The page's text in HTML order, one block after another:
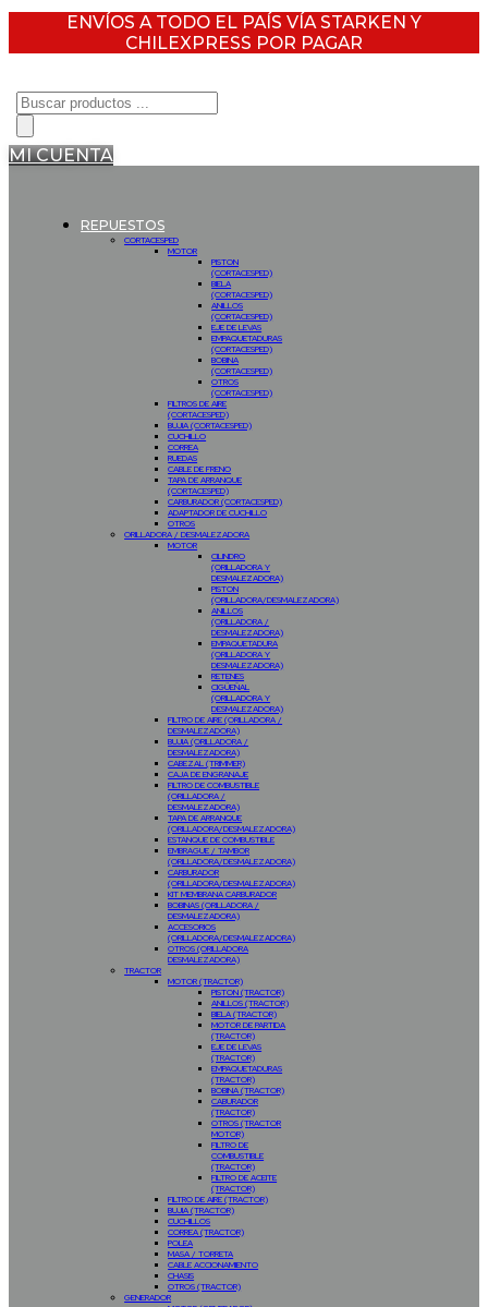
ENVÍOS A TODO EL PAÍS VÍA STARKEN Y
CHILEXPRESS POR PAGAR
Búsqueda
de
productos
MI CUENTA
REPUESTOS
CORTACESPED
MOTOR
PISTON
(CORTACESPED)
BIELA
(CORTACESPED)
ANILLOS
(CORTACESPED)
EJE DE LEVAS
EMPAQUETADURAS
(CORTACESPED)
BOBINA
(CORTACESPED)
OTROS
(CORTACESPED)
FILTROS DE AIRE
(CORTACESPED)
BUJIA (CORTACESPED)
CUCHILLO
CORREA
RUEDAS
CABLE DE FRENO
TAPA DE ARRANQUE
(CORTACESPED)
CARBURADOR (CORTACESPED)
ADAPTADOR DE CUCHILLO
OTROS
ORILLADORA / DESMALEZADORA
MOTOR
CILINDRO
(ORILLADORA Y
DESMALEZADORA)
PISTON
(ORILLADORA/DESMALEZADORA)
ANILLOS
(ORILLADORA /
DESMALEZADORA)
EMPAQUETADURA
(ORILLADORA Y
DESMALEZADORA)
RETENES
CIGÜEÑAL
(ORILLADORA Y
DESMALEZADORA)
FILTRO DE AIRE (ORILLADORA /
DESMALEZADORA)
BUJIA (ORILLADORA /
DESMALEZADORA)
CABEZAL (TRIMMER)
CAJA DE ENGRANAJE
FILTRO DE COMBUSTIBLE
(ORILLADORA /
DESMALEZADORA)
TAPA DE ARRANQUE
(ORILLADORA/DESMALEZADORA)
ESTANQUE DE COMBUSTIBLE
EMBRAGUE / TAMBOR
(ORILLADORA/DESMALEZADORA)
CARBURADOR
(ORILLADORA/DESMALEZADORA)
KIT MEMBRANA CARBURADOR
BOBINAS (ORILLADORA /
DESMALEZADORA)
ACCESORIOS
(ORILLADORA/DESMALEZADORA)
OTROS (ORILLADORA
DESMALEZADORA)
TRACTOR
MOTOR (TRACTOR)
PISTON (TRACTOR)
ANILLOS (TRACTOR)
BIELA (TRACTOR)
MOTOR DE PARTIDA
(TRACTOR)
EJE DE LEVAS
(TRACTOR)
EMPAQUETADURAS
(TRACTOR)
BOBINA (TRACTOR)
CABURADOR
(TRACTOR)
OTROS (TRACTOR
MOTOR)
FILTRO DE
COMBUSTIBLE
(TRACTOR)
FILTRO DE ACEITE
(TRACTOR)
FILTRO DE AIRE (TRACTOR)
BUJIA (TRACTOR)
CUCHILLOS
CORREA (TRACTOR)
POLEA
MASA / TORRETA
CABLE ACCIONAMIENTO
CHASIS
OTROS (TRACTOR)
GENERADOR